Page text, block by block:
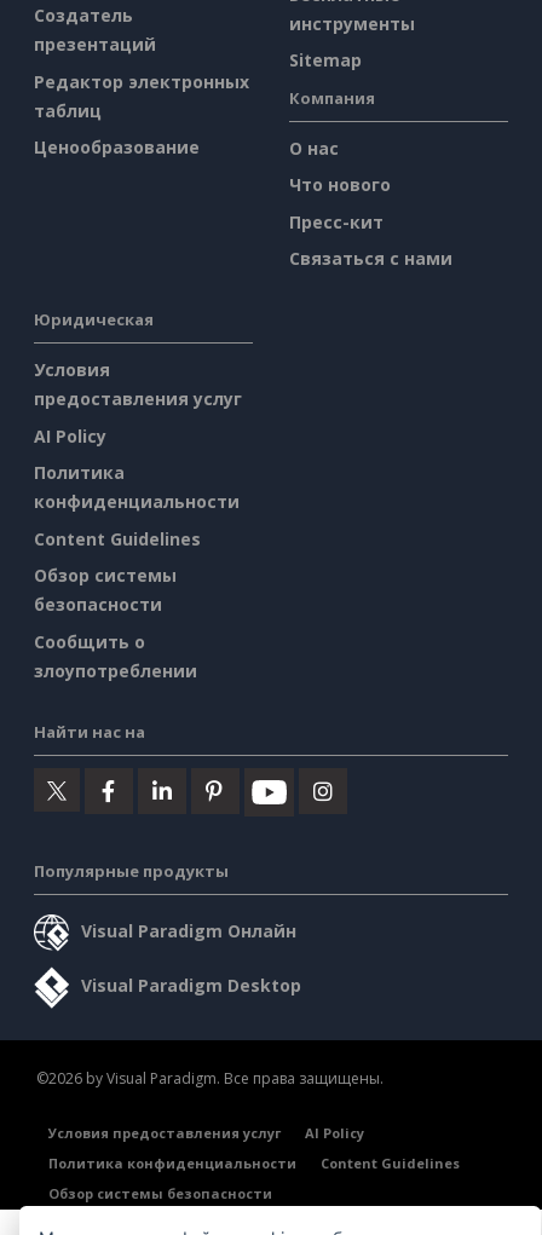
Создатель
презентаций
Редактор электронных
таблиц
Ценообразование
инструменты
Sitemap
Компания
О нас
Что нового
Пресс-кит
Связаться с нами
Юридическая
Условия
предоставления услуг
AI Policy
Политика
конфиденциальности
Content Guidelines
Обзор системы
безопасности
Сообщить о
злоупотреблении
Найти нас на
Популярные продукты
Visual Paradigm Онлайн
Visual Paradigm Desktop
©2026 by Visual Paradigm. Все права защищены.
Условия предоставления услуг
AI Policy
Политика конфиденциальности
Content Guidelines
Обзор системы безопасности